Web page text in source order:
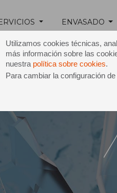
Utilizamos cookies técnicas,
más información sobre las
nuestra política sobre cookies.
Para cambiar la configuración
ENVASADO